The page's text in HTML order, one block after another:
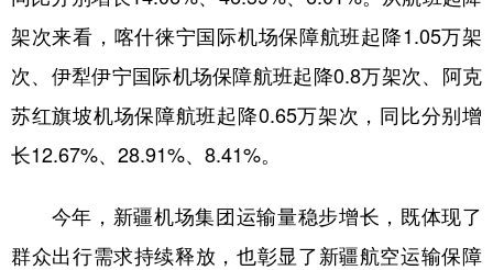
Deutsch Português
架次来看，喀什徕宁国际机场保障航班起降1.05万架
次、伊犁伊宁国际机场保障航班起降0.8万架次、阿克
苏红旗坡机场保障航班起降0.65万架次，同比分别增
长12.67%、28.91%、8.41%。
今年，新疆机场集团运输量稳步增长，既体现了
群众出行需求持续释放，也彰显了新疆航空运输保障